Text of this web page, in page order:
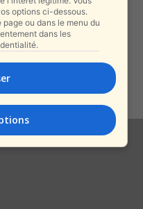
du
Sud : Assaf
plaide
19 février 2026
options ci-dessous.
ou dans le menu du
dans les